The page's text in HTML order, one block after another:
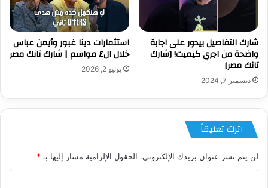
شارك التفاصيل بيدور على اجابة
واضحة من اجري كيميت! [شارك
تانك مصر]
ديسمبر 7, 2024
استثمارات دينا غبور وأيمن عباس
خلال ال٤ مواسم | شارك تانك مصر
يونيو 2, 2026
اترك تعليقاً
لن يتم نشر عنوان بريدك الإلكتروني. الحقول الإلزامية مشار إليها بـ *